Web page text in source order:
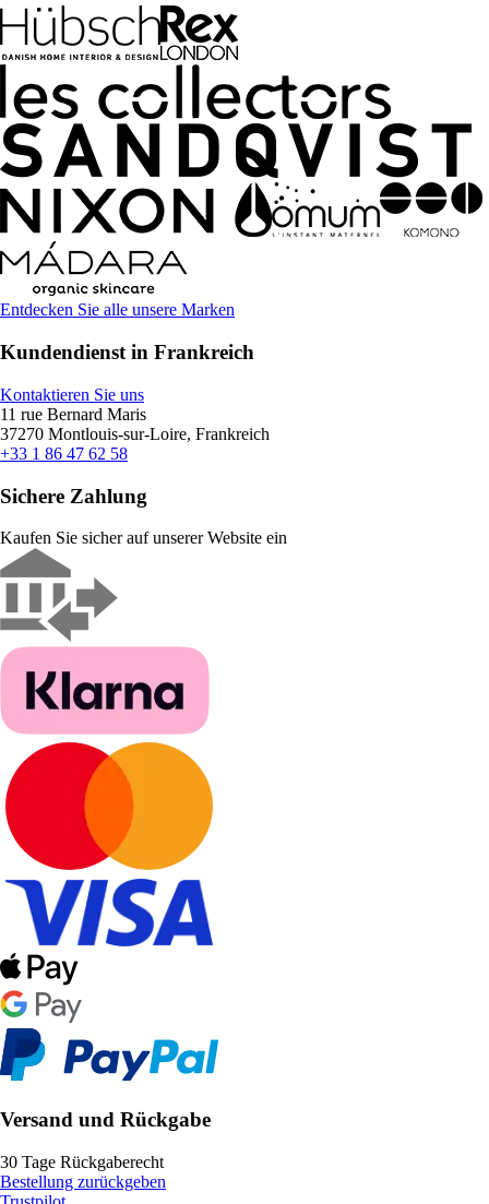
Entdecken Sie alle unsere Marken
Kundendienst in Frankreich
Kontaktieren Sie uns
11 rue Bernard Maris
37270 Montlouis-sur-Loire, Frankreich
+33 1 86 47 62 58
Sichere Zahlung
Kaufen Sie sicher auf unserer Website ein
Versand und Rückgabe
30 Tage Rückgaberecht
Bestellung zurückgeben